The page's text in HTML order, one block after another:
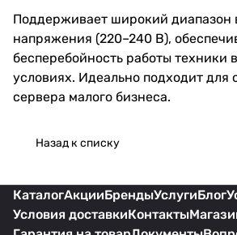
Поддерживает широкий диапазон
напряжения (220–240 В),
бесперебойность работы техники
условиях. Идеально подходит для
сервера малого бизнеса.
Назад к списку
КаталогАкцииБрендыУслугиБлог
Условия доставкиКонтакты